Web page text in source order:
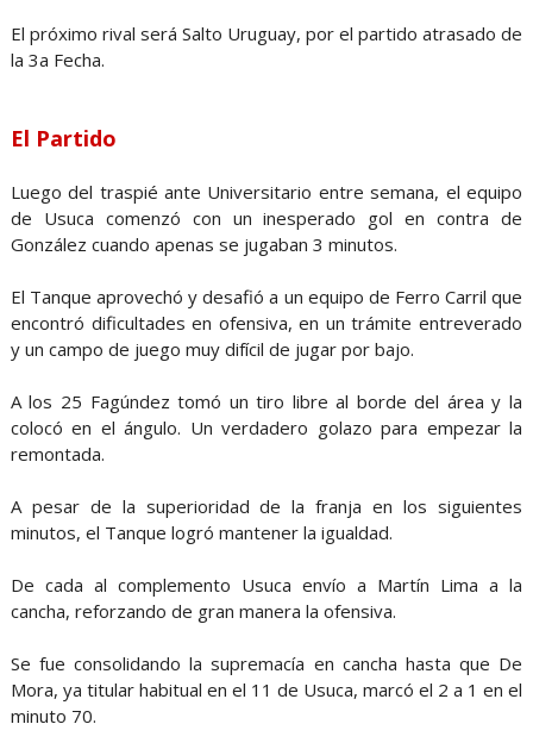
El próximo rival será Salto Uruguay, por el partido atrasado de
la 3a Fecha.
El Partido
Luego del traspié ante Universitario entre semana, el equipo
de Usuca comenzó con un inesperado gol en contra de
González cuando apenas se jugaban 3 minutos.
El Tanque aprovechó y desafió a un equipo de Ferro Carril que
encontró dificultades en ofensiva, en un trámite entreverado
y un campo de juego muy difícil de jugar por bajo.
A los 25 Fagúndez tomó un tiro libre al borde del área y la
colocó en el ángulo. Un verdadero golazo para empezar la
remontada.
A pesar de la superioridad de la franja en los siguientes
minutos, el Tanque logró mantener la igualdad.
De cada al complemento Usuca envío a Martín Lima a la
cancha, reforzando de gran manera la ofensiva.
Se fue consolidando la supremacía en cancha hasta que De
Mora, ya titular habitual en el 11 de Usuca, marcó el 2 a 1 en el
minuto 70.